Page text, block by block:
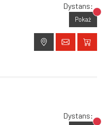
Dystans:
Pokaż
Dystans: